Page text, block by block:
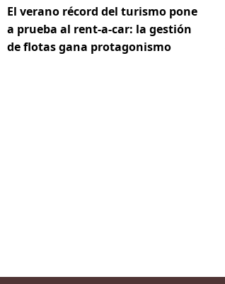
El verano récord del turismo pone
a prueba al rent-a-car: la gestión
de flotas gana protagonismo